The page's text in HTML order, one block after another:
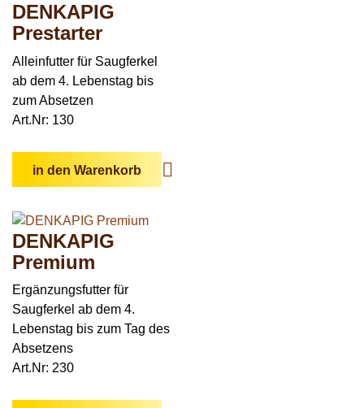
DENKAPIG
Prestarter
Alleinfutter für Saugferkel
ab dem 4. Lebenstag bis
zum Absetzen
Art.Nr: 130
in den Warenkorb
DENKAPIG
Premium
Ergänzungsfutter für
Saugferkel ab dem 4.
Lebenstag bis zum Tag des
Absetzens
Art.Nr: 230